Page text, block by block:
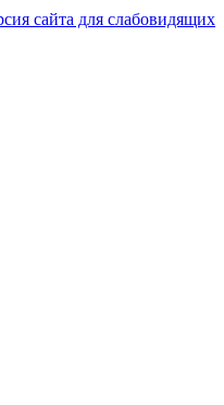
сайта для слабовидящих